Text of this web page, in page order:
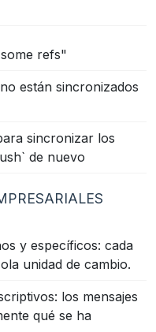
refs"
están sincronizados
sincronizar los
de nuevo
y específicos: cada
unidad de cambio.
los mensajes
qué se ha